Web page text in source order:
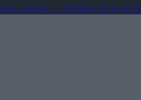
nabo: – Veldig trist syn